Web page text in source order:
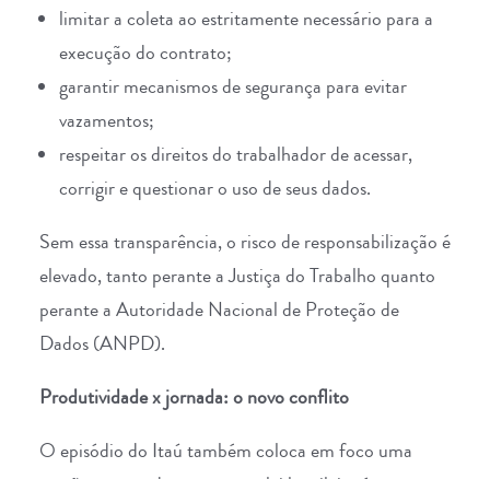
limitar a coleta ao estritamente necessário para a
execução do contrato;
garantir mecanismos de segurança para evitar
vazamentos;
respeitar os direitos do trabalhador de acessar,
corrigir e questionar o uso de seus dados.
Sem essa transparência, o risco de responsabilização é
elevado, tanto perante a Justiça do Trabalho quanto
perante aAutoridade Nacional de Proteção de
Dados(ANPD).
Produtividade x jornada: o novo conflito
O episódio do Itaú também coloca em foco uma